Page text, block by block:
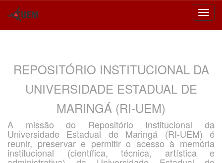
REPOSITÓRIO INSTITUCIONAL DA
UNIVERSIDADE ESTADUAL DE
MARINGÁ (RI-UEM)
A missão do Repositório Institucional da
Universidade Estadual de Maringá (RI-UEM) é
reunir, preservar e permitir o acesso à memória
institucional (científica, técnica, artística e